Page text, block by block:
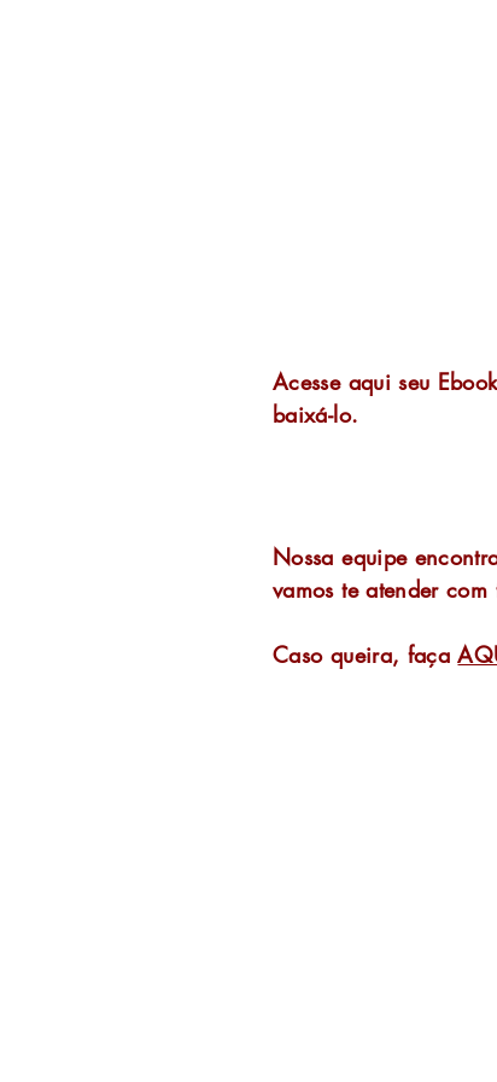
Acesse aqui seu
baixá-lo.
Nossa equipe
vamos te atender
Caso queira, faça